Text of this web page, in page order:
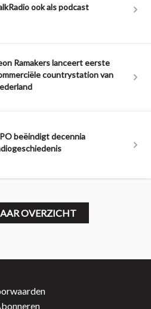
ook als podcast
Ramakers lanceert eerste
countrystation van
beëindigt decennia
OVERZICHT